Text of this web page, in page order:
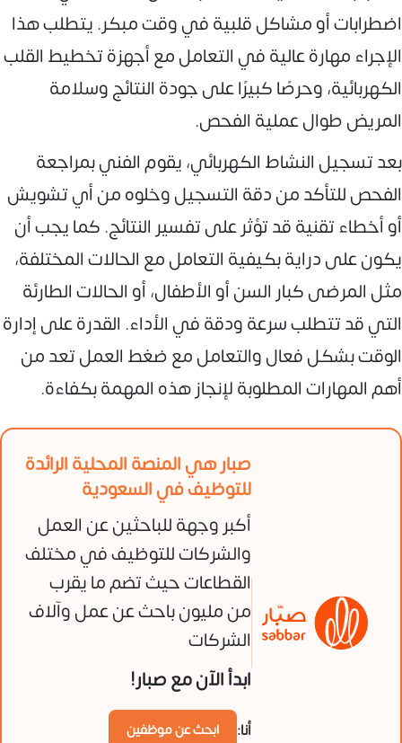
اضطرابات أو مشاكل قلبية في وقت مبكر. يتطلب هذا
الإجراء مهارة عالية في التعامل مع أجهزة تخطيط القلب
الكهربائية، وحرصًا كبيرًا على جودة النتائج وسلامة
المريض طوال عملية الفحص.
بعد تسجيل النشاط الكهربائي، يقوم الفني بمراجعة
الفحص للتأكد من دقة التسجيل وخلوه من أي تشويش
أو أخطاء تقنية قد تؤثر على تفسير النتائج. كما يجب أن
يكون على دراية بكيفية التعامل مع الحالات المختلفة،
مثل المرضى كبار السن أو الأطفال، أو الحالات الطارئة
التي قد تتطلب سرعة ودقة في الأداء. القدرة على إدارة
الوقت بشكل فعال والتعامل مع ضغط العمل تعد من
أهم المهارات المطلوبة لإنجاز هذه المهمة بكفاءة.
صبار هي المنصة المحلية الرائدة
للتوظيف في السعودية
أكبر وجهة للباحثين عن العمل
والشركات للتوظيف في مختلف
القطاعات حيث تضم ما يقرب
من مليون باحث عن عمل وآلاف
الشركات
ابدأ الآن مع صبار!
أنا:
ابحث عن موظفين